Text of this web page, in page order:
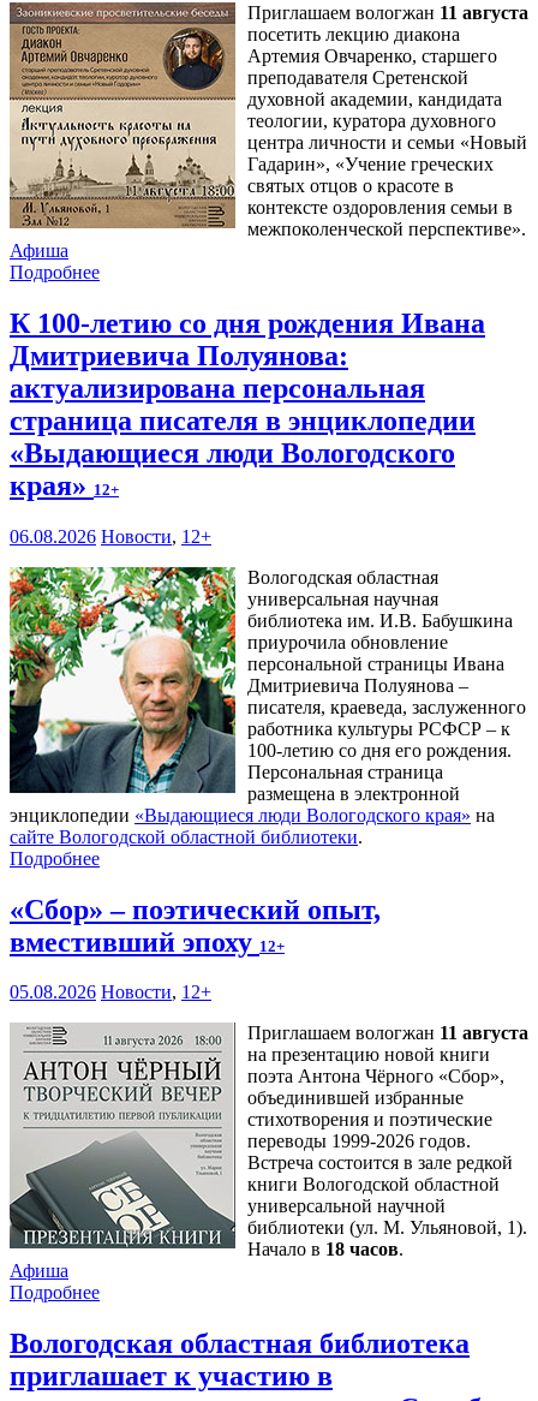
Приглашаем вологжан 11 августа
посетить лекцию диакона
Артемия Овчаренко, старшего
преподавателя Сретенской
духовной академии, кандидата
теологии, куратора духовного
центра личности и семьи «Новый
Гадарин», «Учение греческих
святых отцов о красоте в
контексте оздоровления семьи в
межпоколенческой перспективе».
Афиша
Подробнее
К 100-летию со дня рождения Ивана
Дмитриевича Полуянова:
актуализирована персональная
страница писателя в энциклопедии
«Выдающиеся люди Вологодского
края» 12+
06.08.2026 Новости, 12+
Вологодская областная
универсальная научная
библиотека им. И.В. Бабушкина
приурочила обновление
персональной страницы Ивана
Дмитриевича Полуянова –
писателя, краеведа, заслуженного
работника культуры РСФСР – к
100‑летию со дня его рождения.
Персональная страница
размещена в электронной
энциклопедии «Выдающиеся люди Вологодского края» на
сайте Вологодской областной библиотеки.
Подробнее
«Сбор» – поэтический опыт,
вместивший эпоху 12+
05.08.2026 Новости, 12+
Приглашаем вологжан 11 августа
на презентацию новой книги
поэта Антона Чёрного «Сбор»,
объединившей избранные
стихотворения и поэтические
переводы 1999-2026 годов.
Встреча состоится в зале редкой
книги Вологодской областной
универсальной научной
библиотеки (ул. М. Ульяновой, 1).
Начало в 18 часов.
Афиша
Подробнее
Вологодская областная библиотека
приглашает к участию в